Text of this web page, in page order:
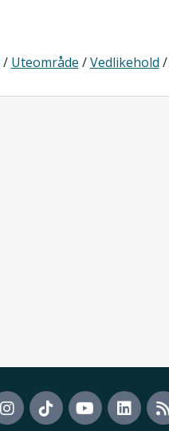
/ Uteområde /Vedlikehold /